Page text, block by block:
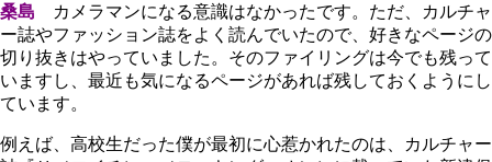
桑島 カメラマンになる意識はなかったです。ただ、カルチャ
ー誌やファッション誌をよく読んでいたので、好きなページの
切り抜きはやっていました。そのファイリングは今でも残って
いますし、最近も気になるページがあれば残しておくようにし
ています。
例えば、高校生だった僕が最初に心惹かれたのは、カルチャー